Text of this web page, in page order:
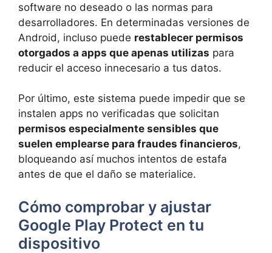
software no deseado o las normas para
desarrolladores. En determinadas versiones de
Android, incluso puede restablecer permisos
otorgados a apps que apenas utilizas para
reducir el acceso innecesario a tus datos.
Por último, este sistema puede impedir que se
instalen apps no verificadas que solicitan
permisos especialmente sensibles que
suelen emplearse para fraudes financieros,
bloqueando así muchos intentos de estafa
antes de que el daño se materialice.
Cómo comprobar y ajustar
Google Play Protect en tu
dispositivo